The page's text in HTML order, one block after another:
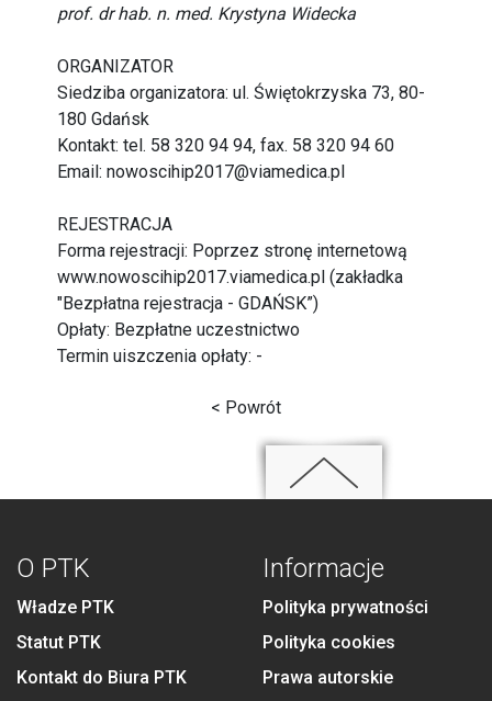
prof. dr hab. n. med. Krystyna Widecka
ORGANIZATOR
Siedziba organizatora: ul. Świętokrzyska 73, 80-
180 Gdańsk
Kontakt: tel. 58 320 94 94, fax. 58 320 94 60
Email:nowoscihip2017@viamedica.pl
REJESTRACJA
Forma rejestracji: Poprzez stronę internetową
www.nowoscihip2017.viamedica.pl (zakładka
"Bezpłatna rejestracja - GDAŃSK”)
Opłaty: Bezpłatne uczestnictwo
Termin uiszczenia opłaty: -
< Powrót
O PTK
Władze PTK
Statut PTK
Kontakt do Biura PTK
Informacje
Polityka prywatności
Polityka cookies
Prawa autorskie